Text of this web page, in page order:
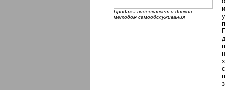
Продажа видеокассет и дисков
методом самообслуживания